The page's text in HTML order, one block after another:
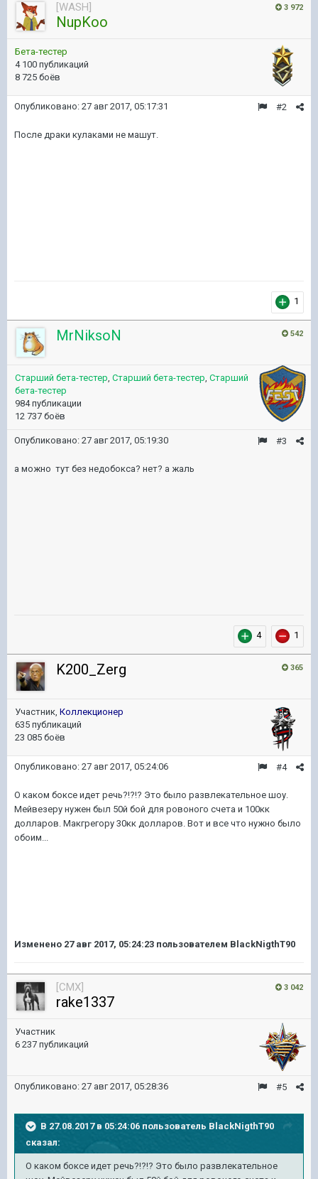
3 972
[WASH]
NupKoo
Бета-тестер
4 100 публикаций
8 725 боёв
#2
Опубликовано: 27 авг 2017, 05:17:31
После драки кулаками не машут.
1
542
MrNiksoN
Старший бета-тестер, Старший бета-тестер, Старший
бета-тестер
984 публикации
12 737 боёв
#3
Опубликовано: 27 авг 2017, 05:19:30
а можно тут без недобокса? нет? а жаль
4 1
365
K200_Zerg
Участник, Коллекционер
635 публикаций
23 085 боёв
#4
Опубликовано: 27 авг 2017, 05:24:06
О каком боксе идет речь?!?!? Это было развлекательное шоу.
Мейвезеру нужен был 50й бой для ровоного счета и 100кк
долларов. Макгрегору 30кк долларов. Вот и все что нужно было
обоим...
Изменено 27 авг 2017, 05:24:23 пользователем BlackNigthT90
3 042
[CMX]
rake1337
Участник
6 237 публикаций
#5
Опубликовано: 27 авг 2017, 05:28:36
В 27.08.2017 в 05:24:06 пользователь BlackNigthT90
сказал:
О каком боксе идет речь?!?!? Это было развлекательное